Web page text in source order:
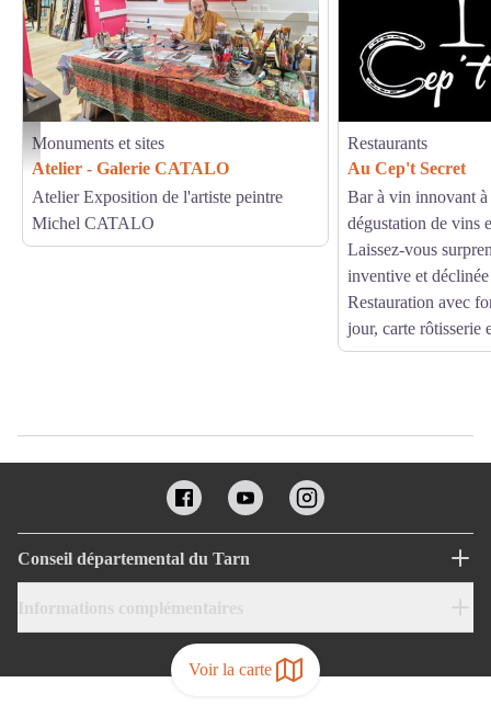
Voir la carte
Atelier - Galerie CATALO_Mazamet
Monuments et sites
Atelier - Galerie CATALO
Atelier Exposition de l'artiste peintre
Michel CATALO
Restaurants
Au Cep't Secret
Bar à vin innovant
dégustation de vins
Laissez-vous
inventive et
Restauration avec
jour, carte rôtisserie
Conseil départemental du Tarn
Informations complémentaires